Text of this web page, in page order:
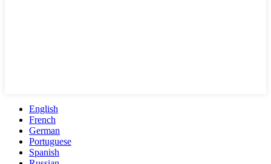
English
French
German
Portuguese
Spanish